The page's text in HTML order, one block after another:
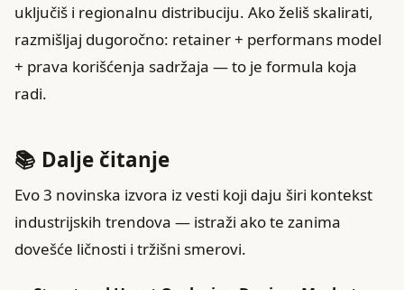
uključiš i regionalnu distribuciju. Ako želiš skalirati,
razmišljaj dugoročno: retainer + performans model
+ prava korišćenja sadržaja — to je formula koja
radi.
📚 Dalje čitanje
Evo 3 novinska izvora iz vesti koji daju širi kontekst
industrijskih trendova — istraži ako te zanima
dovešće ličnosti i tržišni smerovi.